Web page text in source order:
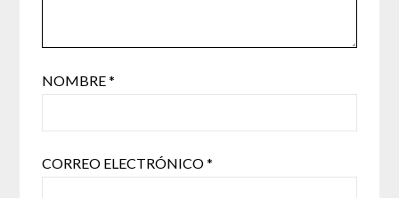
NOMBRE*
CORREO ELECTRÓNICO*